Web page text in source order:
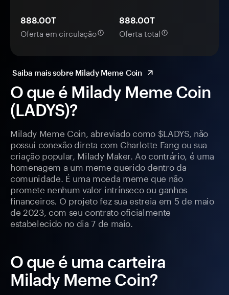
O que é Milady Meme Coin
(LADYS)?
Milady Meme Coin, abreviado como $LADYS, não
possui conexão direta com Charlotte Fang ou sua
criação popular, Milady Maker. Ao contrário, é uma
homenagem a um meme querido dentro da
comunidade. É uma moeda meme que não
promete nenhum valor intrínseco ou ganhos
financeiros. O projeto fez sua estreia em 5 de maio
de 2023, com seu contrato oficialmente
estabelecido no dia 7 de maio.
O que é uma carteira
Milady Meme Coin?
888.00T
Oferta em circulação
888.00T
Oferta total
Saiba mais sobre Milady Meme Coin